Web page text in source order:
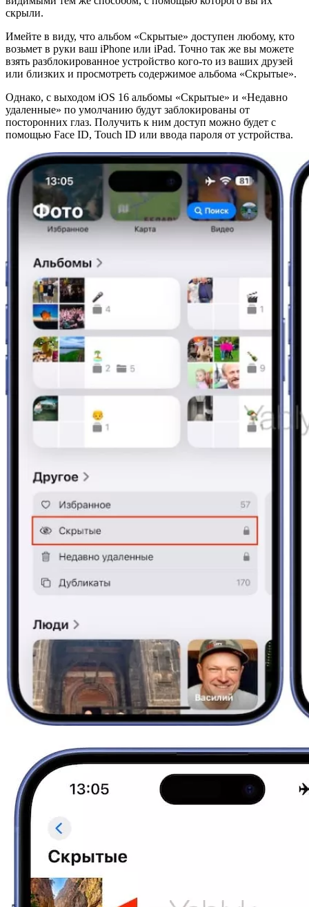
скрыли.
Имейте в виду, что альбом «Скрытые» доступен любому, кто
возьмет в руки ваш iPhone или iPad. Точно так же вы можете
взять разблокированное устройство кого-то из ваших друзей
или близких и просмотреть содержимое альбома «Скрытые».
Однако, с выходом iOS 16 альбомы «Скрытые» и «Недавно
удаленные» по умолчанию будут заблокированы от
посторонних глаз. Получить к ним доступ можно будет с
помощью Face ID, Touch ID или ввода пароля от устройства.